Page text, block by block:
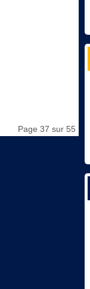
Page 37 sur 55